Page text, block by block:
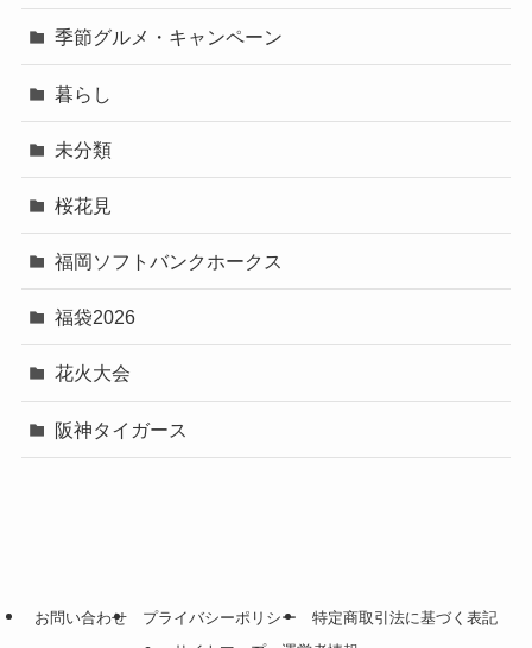
季節グルメ・キャンペーン
暮らし
未分類
桜花見
福岡ソフトバンクホークス
福袋2026
花火大会
阪神タイガース
お問い合わせ プライバシーポリシー
特定商取引法に基づく表記